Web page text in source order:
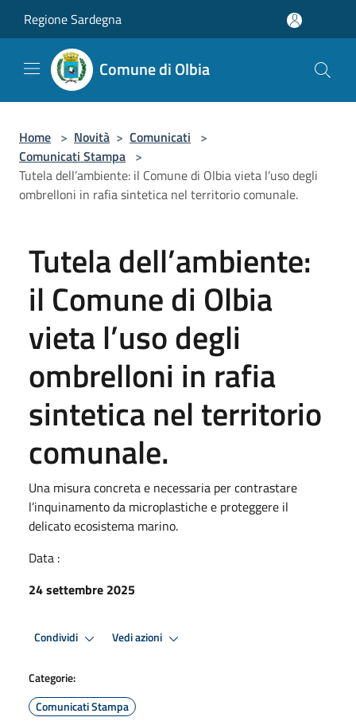
Regione Sardegna
Comune di Olbia
Home > Novità > Comunicati >
Comunicati Stampa >
Tutela dell’ambiente: il Comune di Olbia vieta l’uso degli
ombrelloni in rafia sintetica nel territorio comunale.
Tutela dell’ambiente:
il Comune di Olbia
vieta l’uso degli
ombrelloni in rafia
sintetica nel territorio
comunale.
Una misura concreta e necessaria per contrastare
l’inquinamento da microplastiche e proteggere il
delicato ecosistema marino.
Data :
24 settembre 2025
Condividi Vedi azioni
Categorie:
Comunicati Stampa